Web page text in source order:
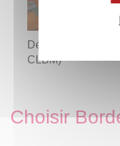
Département des
CLBM)
Choisir